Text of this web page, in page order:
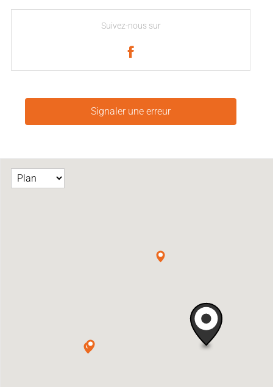
Suivez-nous sur
Signaler une erreur